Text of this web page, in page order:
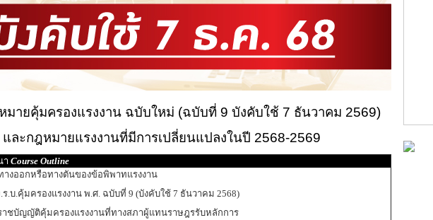
มายคุ้มครองแรงงาน ฉบับใหม่ (ฉบับที่ 9 บังคับใช้ 7 ธันวาคม 2569)
และกฎหมายแรงงานที่มีการเปลี่ยนแปลงในปี 2568-2569
า Course Outline
างออกหรือทางตันของข้อพิพาทแรงงาน
.ร.บ.คุ้มครองแรงงาน พ.ศ. ฉบับที่ 9 (บังคับใช้ 7 ธันวาคม 2568)
าชบัญญัติคุ้มครองแรงงานที่ทางสภาผู้แทนราษฎรรับหลักการ